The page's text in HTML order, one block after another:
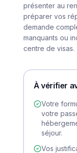
présenter au
préparer vos
demande
manquants ou
centre de visas.
À vérifier
Votre
votre
séjour.
Vos